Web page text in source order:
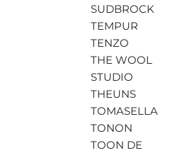
SUDBROCK
TEMPUR
TENZO
THE WOOL
STUDIO
THEUNS
TOMASELLA
TONON
TOON DE